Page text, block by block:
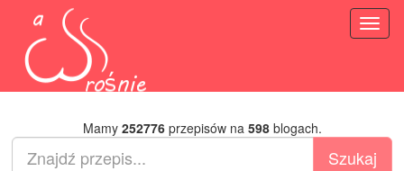
Mamy 252776przepisów na 598blogach.